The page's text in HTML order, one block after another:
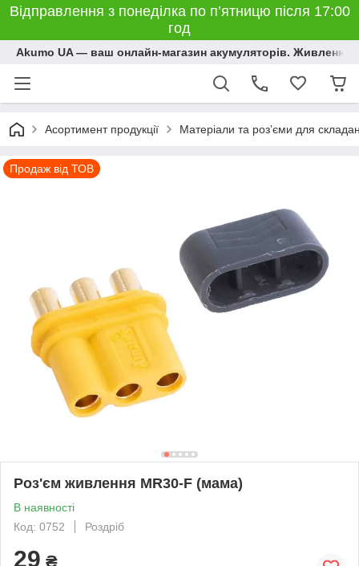
Відправлення з понеділка по п’ятницю після 17:00
год
Akumo UA — ваш онлайн-магазин акумуляторів. Живлення,
Асортимент продукції Матеріали та розʼєми для
Продаж від ТОВ
Роз'єм живлення MR30-F (мама)
В наявності
Код: 0752
Роздріб
29 ₴